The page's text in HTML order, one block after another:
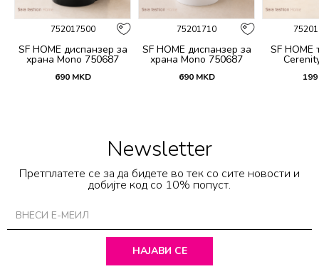
752017500
SF HOME диспанзер за
храна Mono 750687
690 MKD
75201710
SF HOME диспанзер за
храна Mono 750687
690 MKD
SF HOME
199
Newsletter
Претплатете се за да бидете во тек со сите новости и
добијте код со 10% попуст.
НАЈАВИ СЕ